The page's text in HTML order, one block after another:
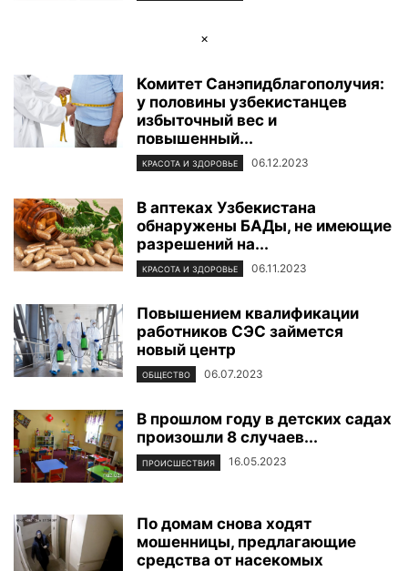
×
Комитет Санэпидблагополучия:
у половины узбекистанцев
избыточный вес и
повышенный...
КРАСОТА И ЗДОРОВЬЕ 06.12.2023
В аптеках Узбекистана
обнаружены БАДы, не имеющие
разрешений на...
КРАСОТА И ЗДОРОВЬЕ 06.11.2023
Повышением квалификации
работников СЭС займется
новый центр
ОБЩЕСТВО 06.07.2023
В прошлом году в детских садах
произошли 8 случаев...
ПРОИСШЕСТВИЯ 16.05.2023
По домам снова ходят
мошенницы, предлагающие
средства от насекомых